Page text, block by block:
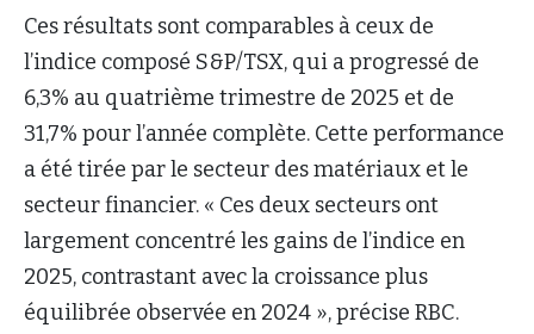
Ces résultats sont comparables à ceux de
l’indice composé S&P/TSX, qui a progressé de
6,3% au quatrième trimestre de 2025 et de
31,7% pour l’année complète. Cette performance
a été tirée par le secteur des matériaux et le
secteur financier. « Ces deux secteurs ont
largement concentré les gains de l’indice en
2025, contrastant avec la croissance plus
équilibrée observée en 2024 », précise RBC.